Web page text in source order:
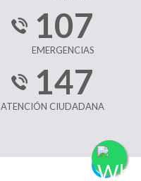
107
EMERGENCIAS
147
ATENCIÓN CIUDADANA